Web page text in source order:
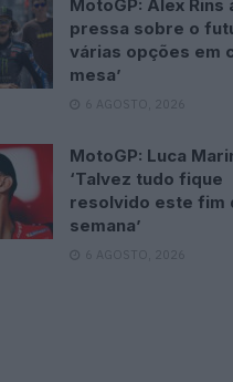
MotoGP: Álex Rins
pressa sobre o
várias opções em
mesa’
6 AGOSTO, 2026
MotoGP: Luca
‘Talvez tudo fique
resolvido este fim
semana’
6 AGOSTO, 2026